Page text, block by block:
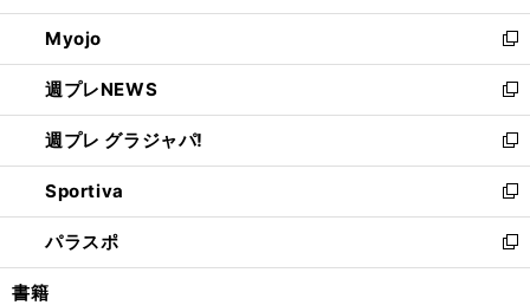
開
く
ウ
で
開
く
ン
ド
ウ
で
開
く
ウ
ィ
ン
ド
ウ
で
開
く
Myojo
新
し
い
ウ
ィ
ン
ド
ウ
で
開
週プレNEWS
新
し
い
ウ
ィ
ン
ド
ウ
週プレ グラジャパ!
新
し
い
ウ
ィ
ン
Sportiva
新
し
い
ウ
パラスポ
新
し
書籍